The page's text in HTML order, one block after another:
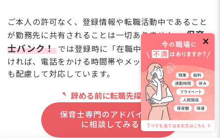
ご本人の許可なく、登録情報や転職活動中であること
が勤務先に共有されることは一切ありません。 保育
士バンク！ では登録時に「在職中」と伝えていただ
ければ、電話をかける時間帯やメッセージの送り方に
も配慮して対応しています。
辞める前に転職先探し
保育士専門のアドバイザー
に相談してみる